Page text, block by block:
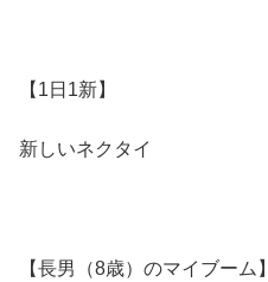
【1日1新】
新しいネクタイ
【長男（8歳）のマイブーム】